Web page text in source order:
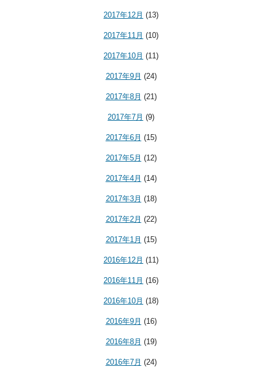
2017年12月 (13)
2017年11月 (10)
2017年10月 (11)
2017年9月 (24)
2017年8月 (21)
2017年7月 (9)
2017年6月 (15)
2017年5月 (12)
2017年4月 (14)
2017年3月 (18)
2017年2月 (22)
2017年1月 (15)
2016年12月 (11)
2016年11月 (16)
2016年10月 (18)
2016年9月 (16)
2016年8月 (19)
2016年7月 (24)